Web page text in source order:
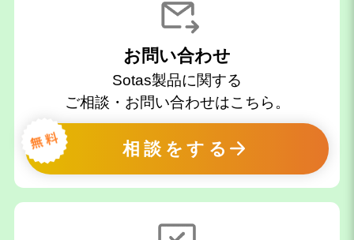
お問い合わせ
Sotas製品に関する
ご相談・お問い合わせはこちら。
相談をする